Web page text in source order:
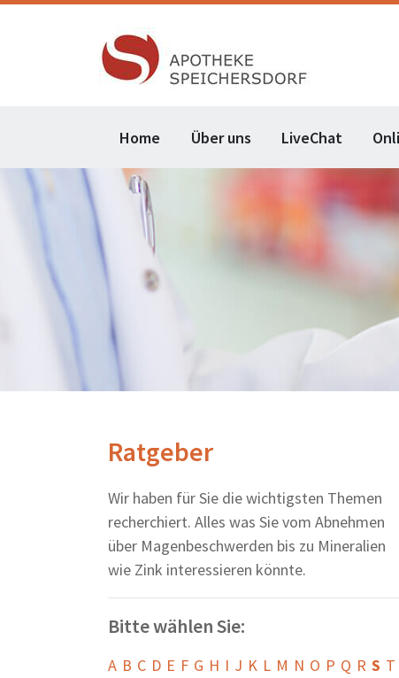
Home Über uns LiveChat
Ratgeber
Wir haben für Sie die wichtigsten Themen
recherchiert. Alles was Sie vom Abnehmen
über Magenbeschwerden bis zu Mineralien
wie Zink interessieren könnte.
Bitte wählen Sie:
A B C D E F G H I J K L M N O P Q R S T